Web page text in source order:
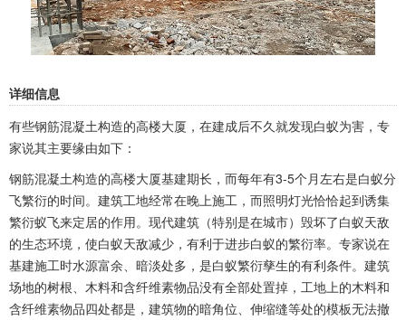
详细信息
有些钢筋混凝土构造的高楼大厦，在建成后不久就发现白蚁为害，专
家说其主要缘由如下：
钢筋混凝土构造的高楼大厦基建期长，而每年有3-5个月左右是白蚁分
飞繁衍的时间。建筑工地经常在晚上施工，而照明灯光恰恰起到诱集
繁衍蚁飞来定居的作用。现代建筑（特别是在城市）毁坏了白蚁天敌
的生态环境，使白蚁天敌减少，有利于进步白蚁的繁衍率。专家说在
基建施工时水源富余、暗淡处多，是白蚁繁衍孳生的有利条件。建筑
场地的树根、木料和含纤维素物品没有全部处置掉，工地上的木料和
含纤维素物品四处都是，建筑物的暗角位、伸缩缝等处的模板无法撤